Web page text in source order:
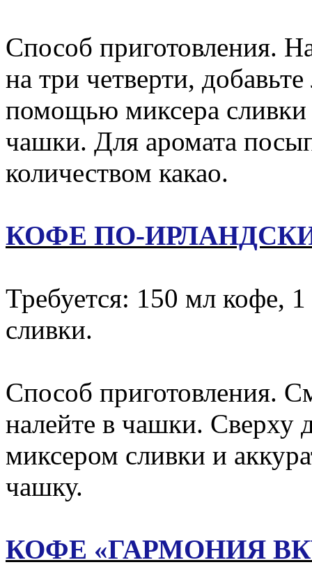
Способ приготовления.
на три четверти,
помощью миксера сливки
чашки. Для аромата
количеством какао.
КОФЕ ПО-
Требуется: 150 мл кофе, 1
сливки.
Способ приготовления.
налейте в чашки. Сверху
миксером сливки и
чашку.
КОФЕ «ГАРМОНИЯ